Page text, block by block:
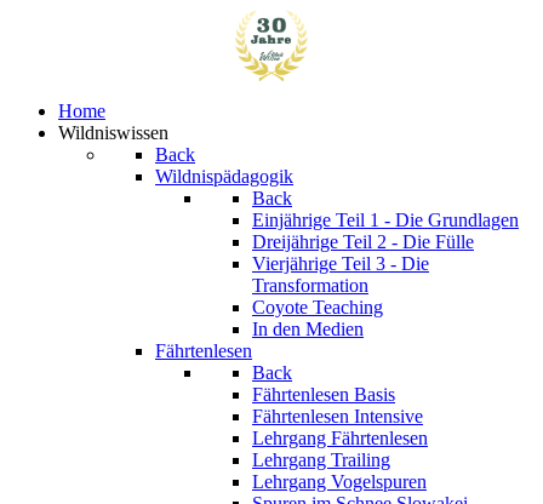
Home
Wildniswissen
Back
Wildnispädagogik
Back
Einjährige Teil 1 - Die Grundlagen
Dreijährige Teil 2 - Die Fülle
Vierjährige Teil 3 - Die
Transformation
Coyote Teaching
In den Medien
Fährtenlesen
Back
Fährtenlesen Basis
Fährtenlesen Intensive
Lehrgang Fährtenlesen
Lehrgang Trailing
Lehrgang Vogelspuren